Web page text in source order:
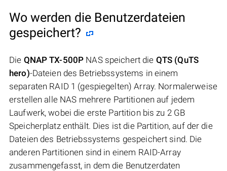
Wo werden die Benutzerdateien
gespeichert?
Die QNAP TX-500P NAS speichert die QTS (QuTS
hero)-Dateien des Betriebssystems in einem
separaten RAID 1 (gespiegelten) Array. Normalerweise
erstellen alle NAS mehrere Partitionen auf jedem
Laufwerk, wobei die erste Partition bis zu 2 GB
Speicherplatz enthält. Dies ist die Partition, auf der die
Dateien des Betriebssystems gespeichert sind. Die
anderen Partitionen sind in einem RAID-Array
zusammengefasst, in dem die Benutzerdaten